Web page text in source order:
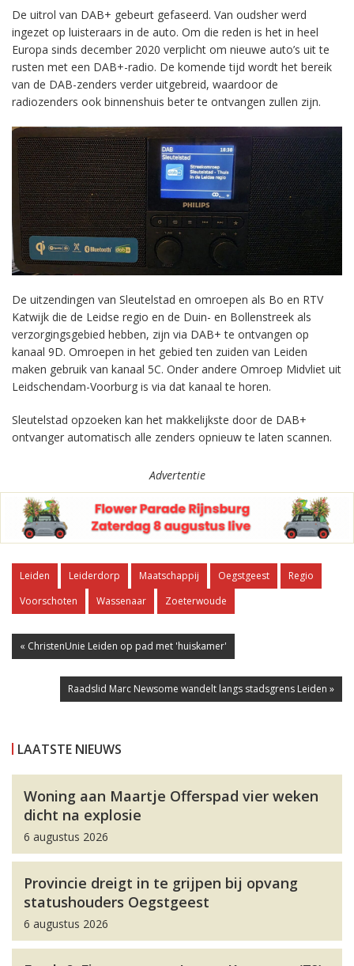
De uitrol van DAB+ gebeurt gefaseerd. Van oudsher werd
ingezet op luisteraars in de auto. Om die reden is het in heel
Europa sinds december 2020 verplicht om nieuwe auto’s uit te
rusten met een DAB+-radio. De komende tijd wordt het bereik
van de DAB-zenders verder uitgebreid, waardoor de
radiozenders ook binnenshuis beter te ontvangen zullen zijn.
De uitzendingen van Sleutelstad en omroepen als Bo en RTV
Katwijk die de Leidse regio en de Duin- en Bollenstreek als
verzorgingsgebied hebben, zijn via DAB+ te ontvangen op
kanaal 9D. Omroepen in het gebied ten zuiden van Leiden
maken gebruik van kanaal 5C. Onder andere Omroep Midvliet uit
Leidschendam-Voorburg is via dat kanaal te horen.
Sleutelstad opzoeken kan het makkelijkste door de DAB+
ontvanger automatisch alle zenders opnieuw te laten scannen.
Advertentie
Leiden Leiderdorp Maatschappij Oegstgeest
Regio
Voorschoten
Wassenaar Zoeterwoude
« ChristenUnie Leiden op pad met 'huiskamer'
Raadslid Marc Newsome wandelt langs stadsgrens Leiden »
LAATSTE NIEUWS
Woning aan Maartje Offerspad vier weken
dicht na explosie
6 augustus 2026
Provincie dreigt in te grijpen bij opvang
statushouders Oegstgeest
6 augustus 2026